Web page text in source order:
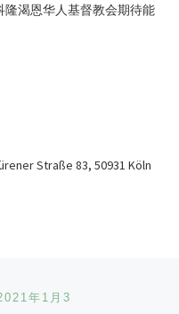
渴恩华人基督教会期待能
Straße 83, 50931 Köln
年1月3